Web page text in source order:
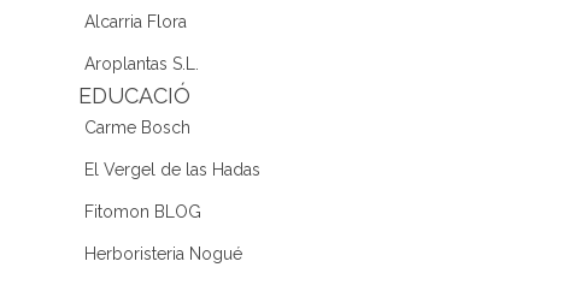
Alcarria Flora
Aroplantas S.L.
EDUCACIÓ
Carme Bosch
El Vergel de las Hadas
Fitomon BLOG
Herboristeria Nogué